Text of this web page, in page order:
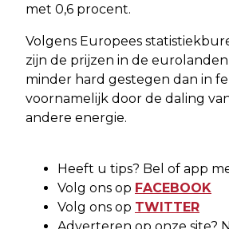
met 0,6 procent.
Volgens Europees
zijn de prijzen in de eurolanden
minder hard gestegen dan in
voornamelijk door de daling
andere energie.
Heeft u tips? Bel of app
Volg ons op FACEBOOK
Volg ons op TWITTER
Adverteren op onze site?